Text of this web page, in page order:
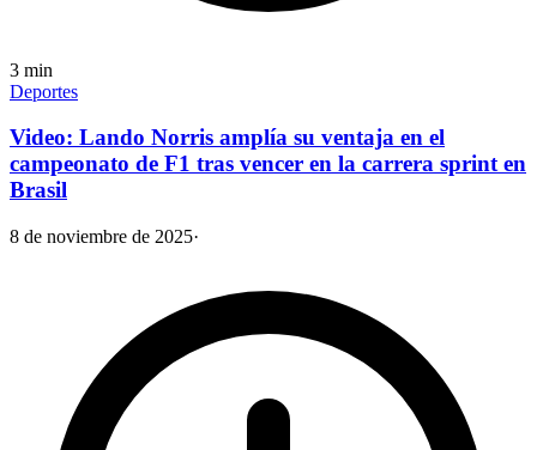
3 min
Deportes
Video: Lando Norris amplía su ventaja en el
campeonato de F1 tras vencer en la carrera sprint en
Brasil
8 de noviembre de 2025·